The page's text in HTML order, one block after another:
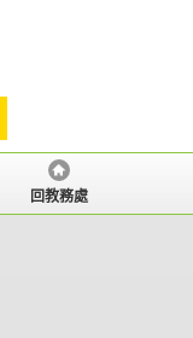
回教務處